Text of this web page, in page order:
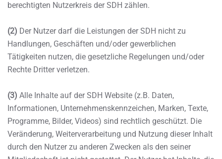
berechtigten Nutzerkreis der SDH zählen.
(2) Der Nutzer darf die Leistungen der SDH nicht zu
Handlungen, Geschäften und/oder gewerblichen
Tätigkeiten nutzen, die gesetzliche Regelungen und/oder
Rechte Dritter verletzen.
(3) Alle Inhalte auf der SDH Website (z.B. Daten,
Informationen, Unternehmenskennzeichen, Marken, Texte,
Programme, Bilder, Videos) sind rechtlich geschützt. Die
Veränderung, Weiterverarbeitung und Nutzung dieser Inhalt
durch den Nutzer zu anderen Zwecken als den seiner